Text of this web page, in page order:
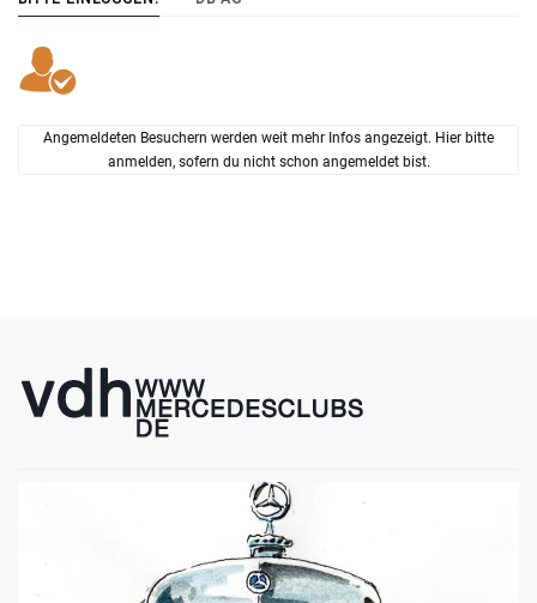
Angemeldeten Besuchern werden weit mehr Infos angezeigt. Hier bitte
anmelden, sofern du nicht schon angemeldet bist.